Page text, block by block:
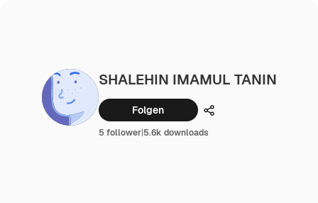
SHALEHIN IMAMUL TANIN
Folgen Teilen
5 follower|5.6k downloads